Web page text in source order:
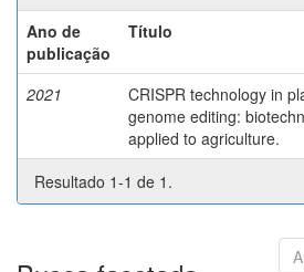
Ano de
publicação
Título
2021
CRISPR technology in
genome editing:
applied to agriculture.
Resultado 1-1 de 1.